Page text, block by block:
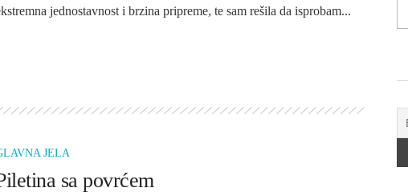
jednostavnost i brzina pripreme, te sam rešila da isprobam...
JELA
sa povrćem